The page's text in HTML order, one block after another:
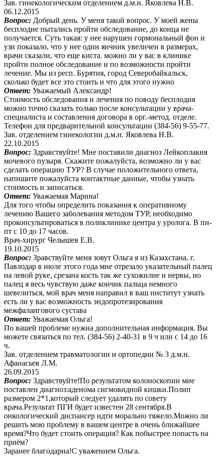
Зав. гинекологическим отделением д.м.н. Яковлева Н.В.
06.12.2015
Вопрос: Добрый день. У меня такой вопрос. У моей жены
бесплодие пытались пройти обследование, до конца не
получается. Суть такая: у нее нарушен гормональный фон и
узи показало, что у нее один яичник увеличен в размерах,
врачи сказали, что еще киста. можно ли у вас в клинике
пройти полное обследование и по возможности пройти
лечение. Мы из респ. Бурятия, город Северобайкальск,
сколько будет все это стоить и что для этого нужно
Ответ: Уважаемый Александр!
Стоимость обследования и лечения по поводу бесплодия
можно точно сказать только после консультации у врача-
специалиста и составления договора в орг.-метод. отделе.
Телефон для предварительной консультации (384-56) 9-55-77.
Зав. отделением гинекологии д.м.н. Яковлева Н.В.
22.10.2015
Вопрос: Здравствуйте! Мне поставили диагноз Лейкоплакия
мочевого пузыря. Скажите пожалуйста, возможно ли у вас
сделать операцию ТУР? В случае положительного ответа,
напишите пожалуйста контактные данные, чтобы узнать
стоимость и записаться.
Ответ: Уважаемая Марина!
Для того чтобы определить показания к оперативному
лечению Вашего заболевания методом ТУР, необходимо
проконсультироваться в поликлинике центра у уролога. В пн-
пт с 10 до 17 часов.
Врач-хирург Челышев Е.В.
19.10.2015
Вопрос: Зравствуйте меня зовут Ольга я из Казахстана, г.
Павлодар в июле этого года мне отрезало указательный палец
на левой руке, срезана кость так же сухожилие и нервы, но
палец я весь чувствую даже кончик пальца немного
шевелиться, мой врач меня направил в ваш институт узнать
есть ли у вас возможность эндопротезирования
межфалангового сустава
Ответ: Уважаемая Ольга!
По вашей проблеме нужна дополнительная информация. Вы
можете связаться по тел. (384-56) 2-40-31 в 9 ч или с 14 до 16
ч.
Зав. отделением травматологии и ортопедии № 3 д.м.н.
Афанасьев Л.М.
26.09.2015
Вопрос: Здравствуйте!По результатом колоноскопии мне
поставлен диагноз:аденома сигмовидной кишки.Полип
размером 2*1,который следует удалять по совету
врача.Результат ПГИ будет известен 28 сентября.В
онкологический диспансер идти морально тяжело.Можно ли
решить мою проблему в вашем центре в очень ближайшее
время?Что будет стоить операция? Как побыстрее попасть на
приём?
Заранее благодарна!С уважением Ольга.